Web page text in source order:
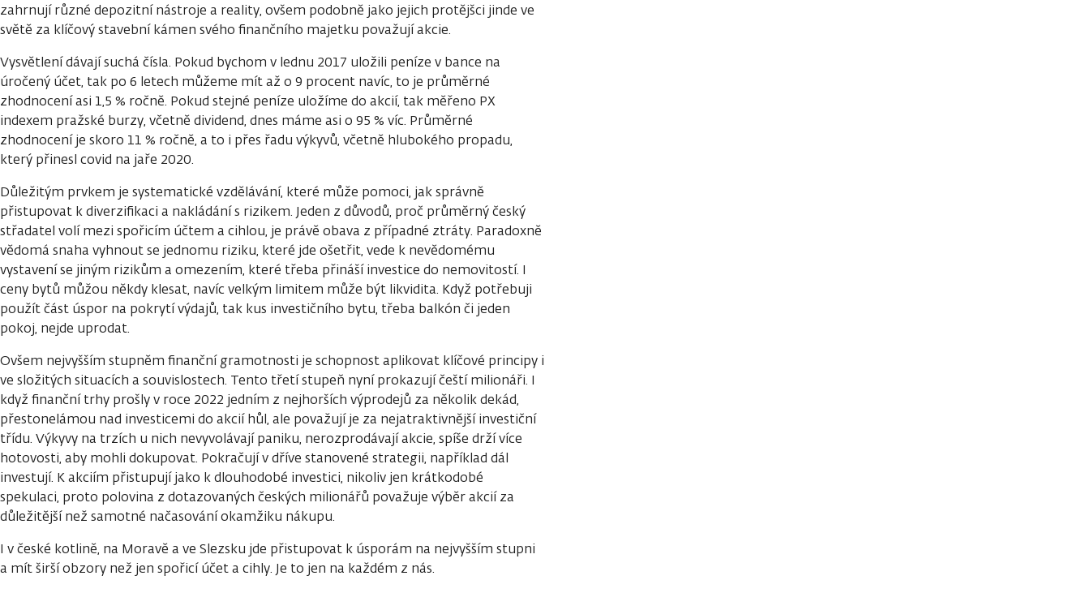
zahrnují různé depozitní nástroje a reality, ovšem podobně jako jejich protějšci jinde ve
světě za klíčový stavební kámen svého finančního majetku považují akcie.
Vysvětlení dávají suchá čísla. Pokud bychom v lednu 2017 uložili peníze v bance na
úročený účet, tak po 6 letech můžeme mít až o 9 procent navíc, to je průměrné
zhodnocení asi 1,5 % ročně. Pokud stejné peníze uložíme do akcií, tak měřeno PX
indexem pražské burzy, včetně dividend, dnes máme asi o 95 % víc. Průměrné
zhodnocení je skoro 11 % ročně, a to i přes řadu výkyvů, včetně hlubokého propadu,
který přinesl covid na jaře 2020.
Důležitým prvkem je systematické vzdělávání, které může pomoci, jak správně
přistupovat k diverzifikaci a nakládání s rizikem. Jeden z důvodů, proč průměrný český
střadatel volí mezi spořicím účtem a cihlou, je právě obava z případné ztráty. Paradoxně
vědomá snaha vyhnout se jednomu riziku, které jde ošetřit, vede k nevědomému
vystavení se jiným rizikům a omezením, které třeba přináší investice do nemovitostí. I
ceny bytů můžou někdy klesat, navíc velkým limitem může být likvidita. Když potřebuji
použít část úspor na pokrytí výdajů, tak kus investičního bytu, třeba balkón či jeden
pokoj, nejde uprodat.
Ovšem nejvyšším stupněm finanční gramotnosti je schopnost aplikovat klíčové principy i
ve složitých situacích a souvislostech. Tento třetí stupeň nyní prokazují čeští milionáři. I
když finanční trhy prošly v roce 2022 jedním z nejhorších výprodejů za několik dekád,
přestonelámou nad investicemi do akcií hůl, ale považují je za nejatraktivnější investiční
třídu. Výkyvy na trzích u nich nevyvolávají paniku, nerozprodávají akcie, spíše drží více
hotovosti, aby mohli dokupovat. Pokračují v dříve stanovené strategii, například dál
investují. K akciím přistupují jako k dlouhodobé investici, nikoliv jen krátkodobé
spekulaci, proto polovina z dotazovaných českých milionářů považuje výběr akcií za
důležitější než samotné načasování okamžiku nákupu.
I v české kotlině, na Moravě a ve Slezsku jde přistupovat k úsporám na nejvyšším stupni
a mít širší obzory než jen spořicí účet a cihly. Je to jen na každém z nás.